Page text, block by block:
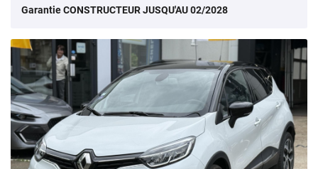
Garantie CONSTRUCTEUR JUSQU'AU 02/2028